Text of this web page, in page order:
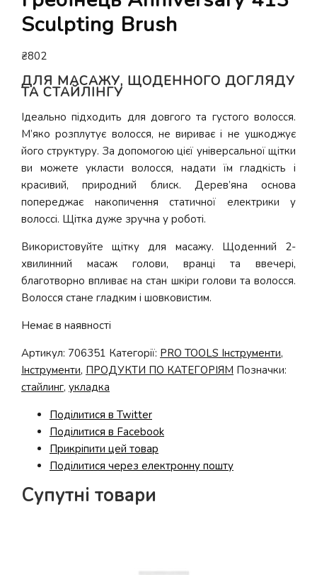
Sculpting Brush
₴802
ДЛЯ МАСАЖУ, ЩОДЕННОГО ДОГЛЯДУ
ТА СТАЙЛІНГУ
Ідеально підходить для довгого та густого волосся.
М’яко розплутує волосся, не вириває і не ушкоджує
його структуру. За допомогою цієї універсальної щітки
ви можете укласти волосся, надати їм гладкість і
красивий, природний блиск. Дерев’яна основа
попереджає накопичення статичної електрики у
волоссі. Щітка дуже зручна у роботі.
Використовуйте щітку для масажу. Щоденний 2-
хвилинний масаж голови, вранці та ввечері,
благотворно впливає на стан шкіри голови та волосся.
Волосся стане гладким і шовковистим.
Немає в наявності
Артикул: 706351 Категорії: PRO TOOLS Інструменти,
Інструменти, ПРОДУКТИ ПО КАТЕГОРІЯМ Позначки:
стайлинг, укладка
Поділитися в Twitter
Поділитися в Facebook
Прикріпити цей товар
Поділитися через електронну пошту
Супутні товари